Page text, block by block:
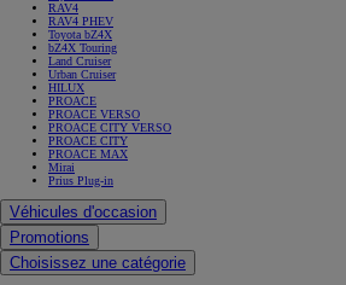
RAV4
RAV4 PHEV
Toyota bZ4X
bZ4X Touring
Land Cruiser
Urban Cruiser
HILUX
PROACE
PROACE VERSO
PROACE CITY VERSO
PROACE CITY
PROACE MAX
Mirai
Prius Plug-in
Véhicules d'occasion
Promotions
Choisissez une catégorie